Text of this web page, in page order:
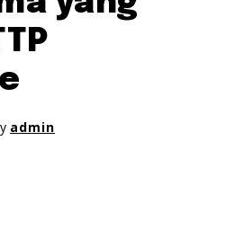
admin